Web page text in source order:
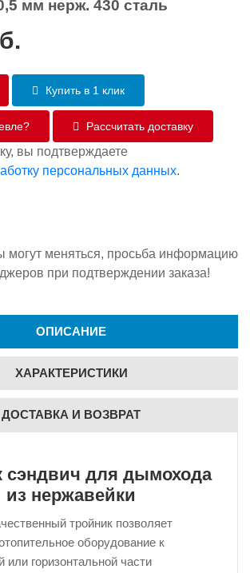
мм нерж. 430 сталь
Купить в 1 клик
Рассчитать доставку
вы подтверждаете
персональных данных.
могут меняться, просьба информацию
при подтверждении заказа!
ОПИСАНИЕ
ХАРАКТЕРИСТИКИ
ДОСТАВКА И ВОЗВРАТ
сэндвич для дымохода
из нержавейки
тройник позволяет
оборудование к
или горизонтальной части